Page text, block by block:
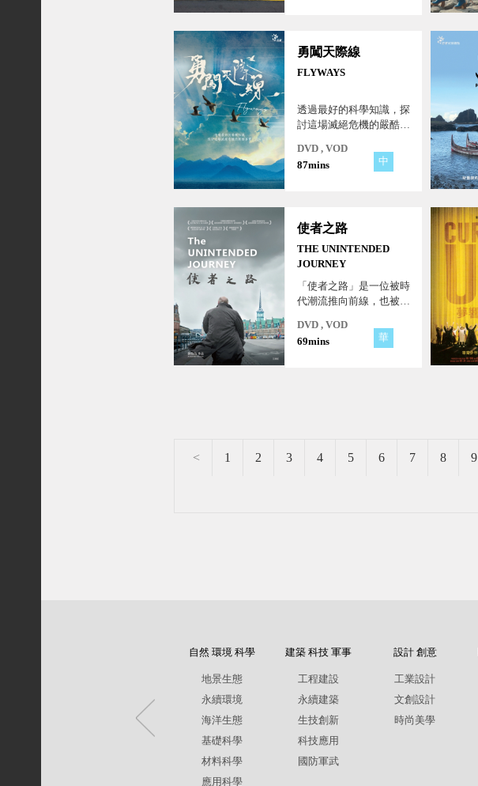
勇闖天際線
FLYWAYS
透過最好的科學知識，探
討這場滅絕危機的嚴酷事
DVD , VOD
87mins
中
使者之路
THE UNINTENDED
JOURNEY
「使者之路」是一位被時
代潮流推向前線，也被時
事。
DVD , VOD
69mins
華
< 1 2 3 4 5 6 7 8 9
自然 環境 科學
地景生態
永續環境
海洋生態
基礎科學
材料科學
應用科學
建築 科技 軍事
工程建設
永續建築
生技創新
科技應用
國防軍武
設計 創意
工業設計
文創設計
時尚美學